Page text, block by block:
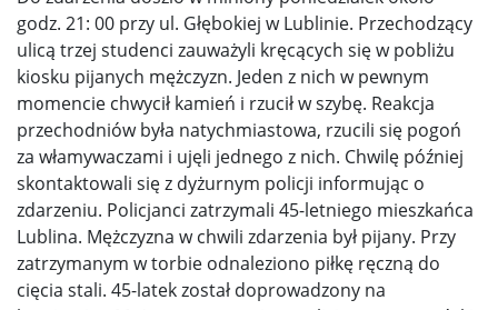
godz. 21: 00 przy ul. Głębokiej w Lublinie. Przechodzący
ulicą trzej studenci zauważyli kręcących się w pobliżu
kiosku pijanych mężczyzn. Jeden z nich w pewnym
momencie chwycił kamień i rzucił w szybę. Reakcja
przechodniów była natychmiastowa, rzucili się pogoń
za włamywaczami i ujęli jednego z nich. Chwilę później
skontaktowali się z dyżurnym policji informując o
zdarzeniu. Policjanci zatrzymali 45-letniego mieszkańca
Lublina. Mężczyzna w chwili zdarzenia był pijany. Przy
zatrzymanym w torbie odnaleziono piłkę ręczną do
cięcia stali. 45-latek został doprowadzony na